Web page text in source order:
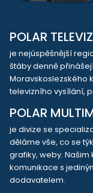
POLAR
je nejúspěšnější
štáby denně
Moravskoslezského
televizního vysílání,
POLAR
je divize se
děláme vše, co se
grafiky, weby.
komunikace s
dodavatelem.